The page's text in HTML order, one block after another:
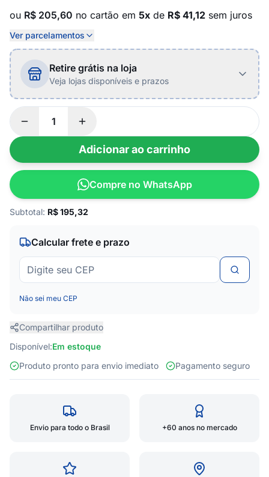
ou R$ 205,60 no cartão em 5x de R$ 41,12 sem juros
Ver parcelamentos
Retire grátis na loja
Veja lojas disponíveis e prazos
Adicionar ao carrinho
Compre no WhatsApp
Subtotal: R$195,32
Calcular frete e prazo
Não sei meu CEP
Compartilhar produto
Disponível:Em estoque
Produto pronto para envio imediato
Pagamento seguro
Envio para todo o Brasil +60 anos no mercado